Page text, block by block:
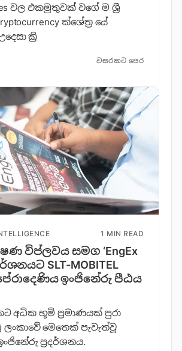
වල එකමුතුවක් වගේ ම ශ්‍රී
ක්ශේත්‍ර යේ
ක්‍රි
වසරකට පෙර
1 MIN READ
විප්ලවය සමග ‘EngEx
SLT-MOBITEL
ඉංජිනේරු පීඨය
අධික භූමි ප්‍රමාණයක් පුරා
ලංකාවේ මෙතෙක් පැවැත්වූ
ප්‍රදර්ශනය.